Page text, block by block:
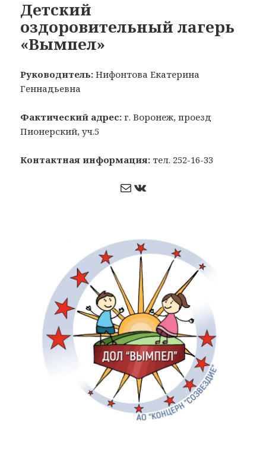
Детский
оздоровительный лагерь
«Вымпел»
Руководитель: Нифонтова Екатерина
Геннадьевна
Фактический адрес:г. Воронеж, проезд
Пионерский, уч.5
Контактная информация: тел. 252-16-33
Почта ВКонтакте